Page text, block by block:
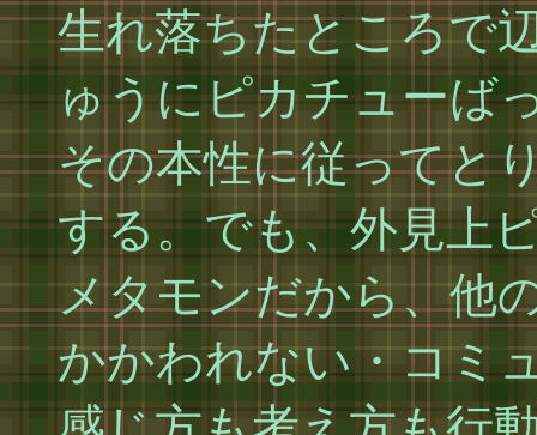
生れ落ちたところで
ゅうにピカチューば
その本性に従ってと
する。でも、外見上
メタモンだから、他
かかわれない・コミ